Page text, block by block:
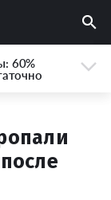
60%